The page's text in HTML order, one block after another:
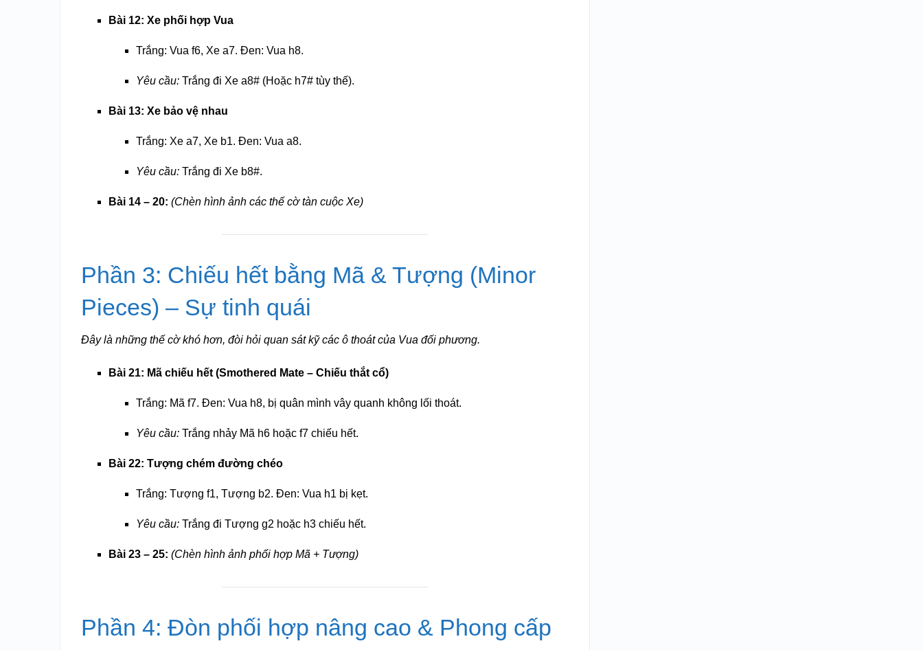
Bài 12: Xe phối hợp Vua
Trắng: Vua f6, Xe a7. Đen: Vua h8.
Yêu cầu: Trắng đi Xe a8# (Hoặc h7# tùy thế).
Bài 13: Xe bảo vệ nhau
Trắng: Xe a7, Xe b1. Đen: Vua a8.
Yêu cầu: Trắng đi Xe b8#.
Bài 14 – 20: (Chèn hình ảnh các thế cờ tàn cuộc Xe)
Phần 3: Chiếu hết bằng Mã & Tượng (Minor
Pieces) – Sự tinh quái
Đây là những thế cờ khó hơn, đòi hỏi quan sát kỹ các ô thoát của Vua đối phương.
Bài 21: Mã chiếu hết (Smothered Mate – Chiếu thắt cổ)
Trắng: Mã f7. Đen: Vua h8, bị quân mình vây quanh không lối thoát.
Yêu cầu: Trắng nhảy Mã h6 hoặc f7 chiếu hết.
Bài 22: Tượng chém đường chéo
Trắng: Tượng f1, Tượng b2. Đen: Vua h1 bị kẹt.
Yêu cầu: Trắng đi Tượng g2 hoặc h3 chiếu hết.
Bài 23 – 25: (Chèn hình ảnh phối hợp Mã + Tượng)
Phần 4: Đòn phối hợp nâng cao & Phong cấp